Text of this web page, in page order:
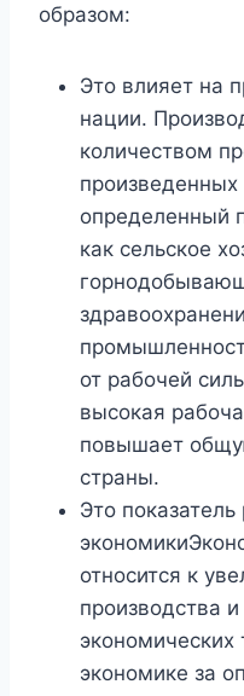
образом:
Это влияет на
нации.
количеством
произведенных
определенный
как сельское
от рабочей
высокая
повышает
страны.
Это
относится к
производства
экономических
экономике за